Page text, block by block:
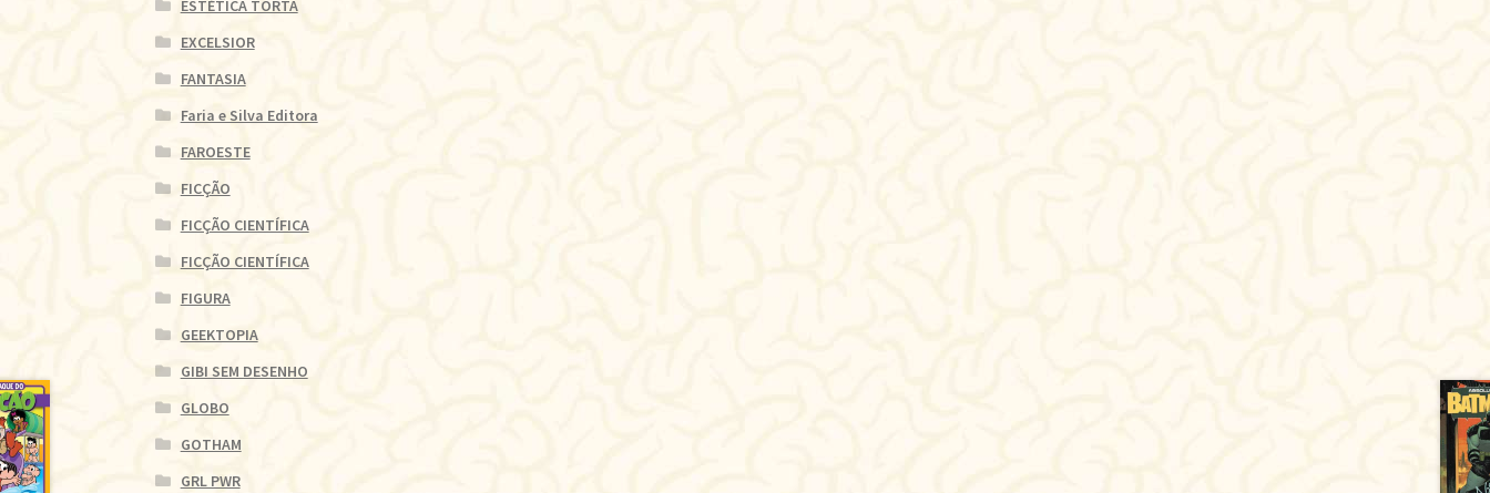
ESTÉTICA TORTA
EXCELSIOR
FANTASIA
Faria e Silva Editora
FAROESTE
FICÇÃO
FICÇÃO CIENTÍFICA
FICÇÃO CIENTÍFICA
FIGURA
GEEKTOPIA
GIBI SEM DESENHO
GLOBO
GOTHAM
GRL PWR